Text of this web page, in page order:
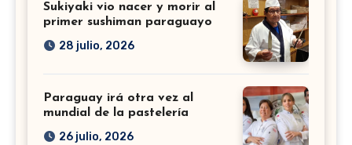
Sukiyaki vio nacer y morir al
primer sushiman paraguayo
28 julio, 2026
Paraguay irá otra vez al
mundial de la pastelería
26 julio, 2026